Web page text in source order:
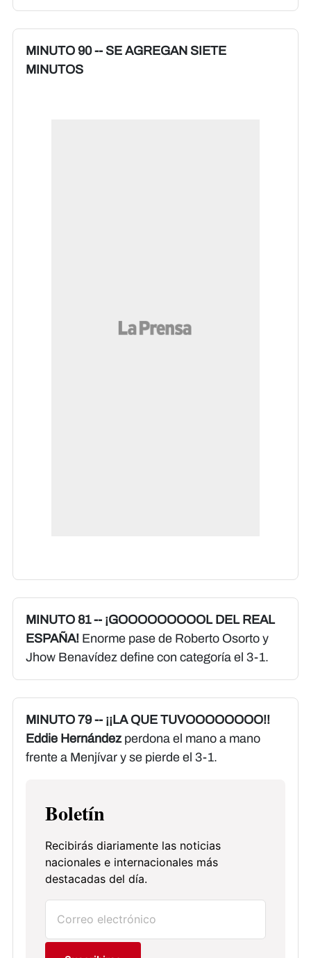
MINUTO 90 -- SE AGREGAN SIETE
MINUTOS
MINUTO 81 -- ¡GOOOOOOOOOL DEL REAL
ESPAÑA! Enorme pase de Roberto Osorto y
Jhow Benavídez define con categoría el 3-1.
MINUTO 79 -- ¡¡LA QUE TUVOOOOOOOO!!
Eddie Hernández perdona el mano a mano
frente a Menjívar y se pierde el 3-1.
Boletín
Recibirás diariamente las noticias
nacionales e internacionales más
destacadas del día.